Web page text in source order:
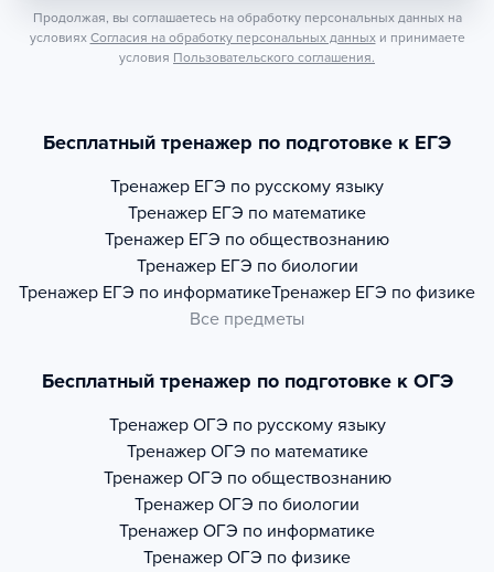
Продолжая, вы соглашаетесь на обработку персональных данных на
условиях Согласия на обработку персональных данных и принимаете
условия Пользовательского соглашения.
Бесплатный тренажер по подготовке к ЕГЭ
Тренажер ЕГЭ по русскому языку
Тренажер ЕГЭ по математике
Тренажер ЕГЭ по обществознанию
Тренажер ЕГЭ по биологии
Тренажер ЕГЭ по информатикеТренажер ЕГЭ по физике
Все предметы
Бесплатный тренажер по подготовке к ОГЭ
Тренажер ОГЭ по русскому языку
Тренажер ОГЭ по математике
Тренажер ОГЭ по обществознанию
Тренажер ОГЭ по биологии
Тренажер ОГЭ по информатике
Тренажер ОГЭ по физике